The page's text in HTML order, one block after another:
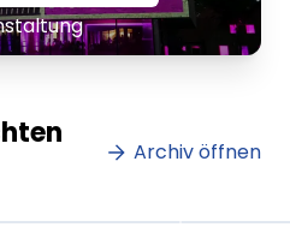
Archiv öffnen
ipsum